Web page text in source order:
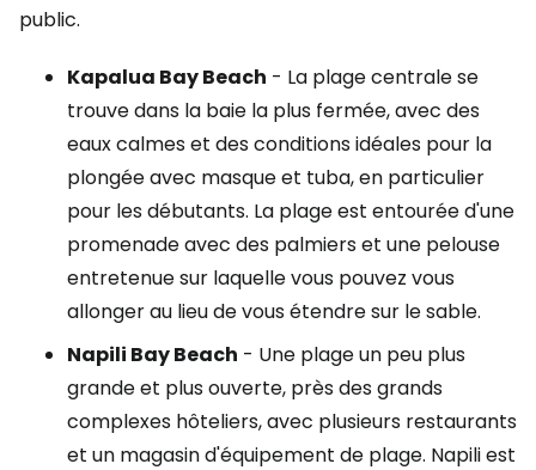
public.
Kapalua Bay Beach - La plage centrale se
trouve dans la baie la plus fermée, avec des
eaux calmes et des conditions idéales pour la
plongée avec masque et tuba, en particulier
pour les débutants. La plage est entourée d'une
promenade avec des palmiers et une pelouse
entretenue sur laquelle vous pouvez vous
allonger au lieu de vous étendre sur le sable.
Napili Bay Beach - Une plage un peu plus
grande et plus ouverte, près des grands
complexes hôteliers, avec plusieurs restaurants
et un magasin d'équipement de plage. Napili est